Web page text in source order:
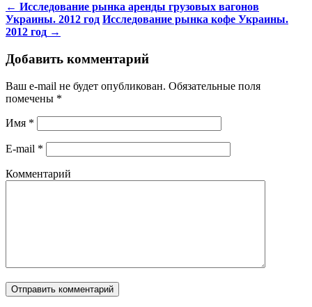
← Исследование рынка аренды грузовых вагонов
Украины. 2012 год Исследование рынка кофе Украины.
2012 год →
Добавить комментарий
Ваш e-mail не будет опубликован. Обязательные поля
помечены *
Имя *
E-mail *
Комментарий